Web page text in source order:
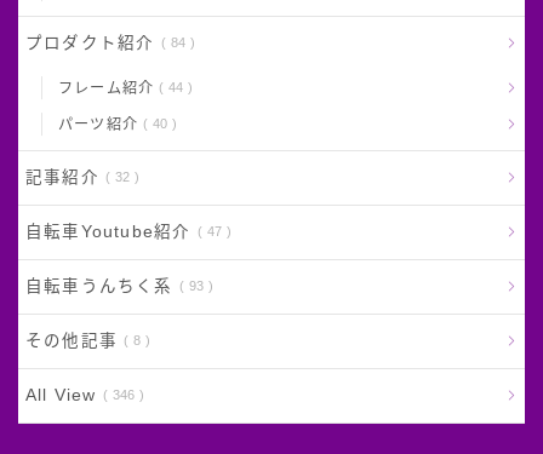
プロダクト紹介 84
フレーム紹介 44
パーツ紹介 40
記事紹介 32
自転車Youtube紹介 47
自転車うんちく系 93
その他記事 8
All View 346